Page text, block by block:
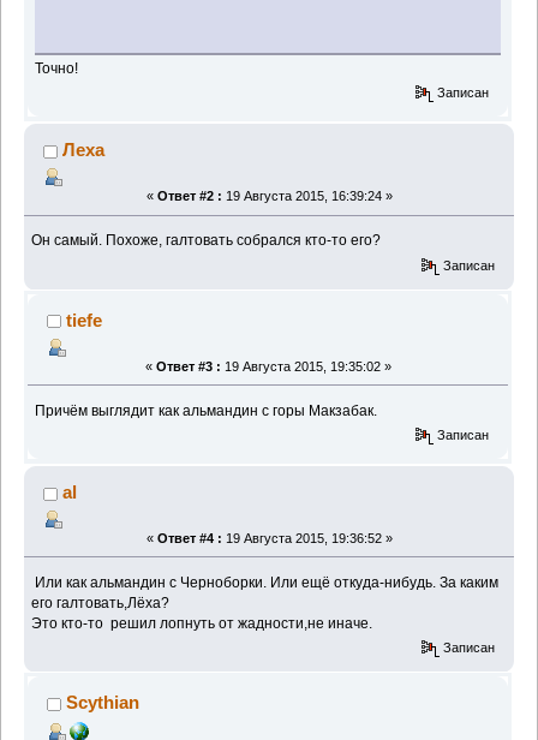
Точно!
Записан
Леха
« Ответ #2 : 19 Августа 2015, 16:39:24 »
Он самый. Похоже, галтовать собрался кто-то его?
Записан
tiefe
« Ответ #3 : 19 Августа 2015, 19:35:02 »
Причём выглядит как альмандин с горы Макзабак.
Записан
al
« Ответ #4 : 19 Августа 2015, 19:36:52 »
Или как альмандин с Черноборки. Или ещё откуда-нибудь. За каким
его галтовать,Лёха?
Это кто-то решил лопнуть от жадности,не иначе.
Записан
Scythian